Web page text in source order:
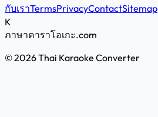
กับเราTermsPrivacyContactSitemap
K
ภาษาคาราโอเกะ.com
©2026Thai Karaoke Converter